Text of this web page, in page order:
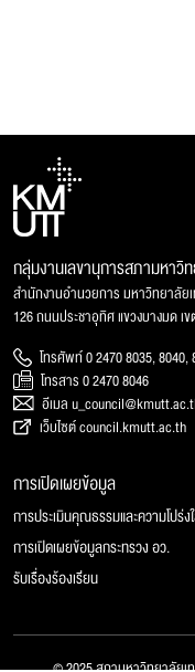
กลุ่มงานเลขานุการสภามหาวิ
สำนักงานอำนวยการ มหาวิทยาลัย
126 ถนนประชาอุทิศ แขวงบางมด เ
โทรศัพท์ 0 2470 8035, 8040,
โทรสาร 0 2470 8046
อีเมล
เว็บไซต์ council.kmutt.ac.th
การเปิดเผยข้อมูล
การประเมินคุณธรรมและความโปร่
การเปิดเผยข้อมูลกระทรวง อว.
รับเรื่องร้องเรียน